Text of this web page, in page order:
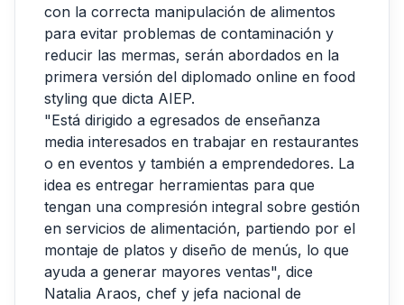
con la correcta manipulación de alimentos
para evitar problemas de contaminación y
reducir las mermas, serán abordados en la
primera versión del diplomado online en food
styling que dicta AIEP.
"Está dirigido a egresados de enseñanza
media interesados en trabajar en restaurantes
o en eventos y también a emprendedores. La
idea es entregar herramientas para que
tengan una compresión integral sobre gestión
en servicios de alimentación, partiendo por el
montaje de platos y diseño de menús, lo que
ayuda a generar mayores ventas", dice
Natalia Araos, chef y jefa nacional de